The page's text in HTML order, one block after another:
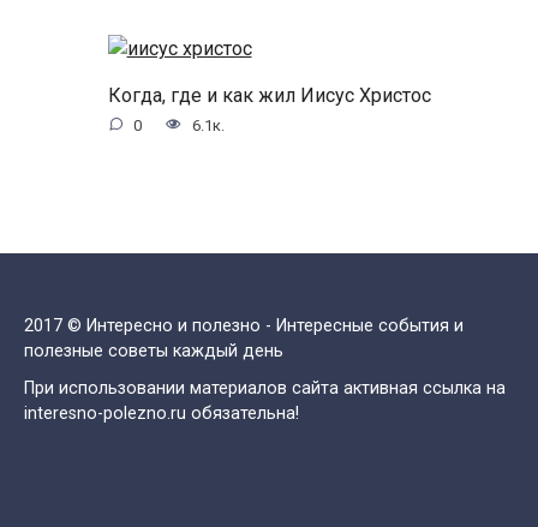
Когда, где и как жил Иисус Христос
0 6.1к.
2017 © Интересно и полезно - Интересные события и
полезные советы каждый день
При использовании материалов сайта активная ссылка на
interesno-polezno.ru обязательна!